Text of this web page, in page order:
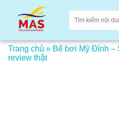
Trang chủ » Bể bơi Mỹ Đình –
review thật